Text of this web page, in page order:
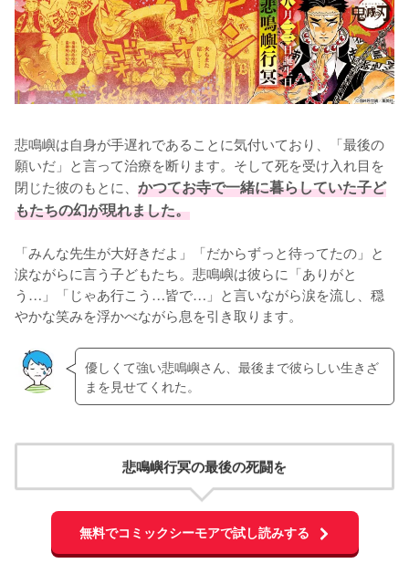
悲鳴嶼は自身が手遅れであることに気付いており、「最後の
願いだ」と言って治療を断ります。そして死を受け入れ目を
閉じた彼のもとに、 かつてお寺で一緒に暮らしていた子ど
もたちの幻が現れました。
「みんな先生が大好きだよ」「だからずっと待ってたの」と
涙ながらに言う子どもたち。悲鳴嶼は彼らに「ありがと
う…」「じゃあ行こう…皆で…」と言いながら涙を流し、穏
やかな笑みを浮かべながら息を引き取ります。
優しくて強い悲鳴嶼さん、最後まで彼らしい生きざ
まを見せてくれた。
悲鳴嶼行冥の最後の死闘を
無料でコミックシーモアで試し読みする